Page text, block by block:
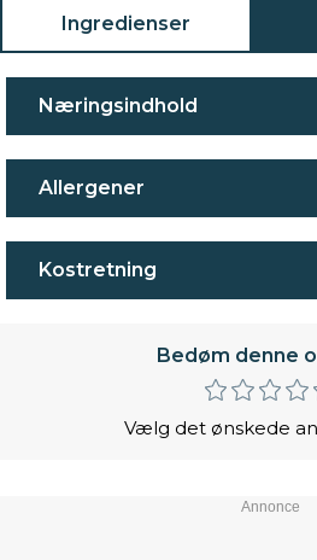
Ingredienser
Næringsindhold
Allergener
Kostretning
Bedøm denne
Vælg det ønskede